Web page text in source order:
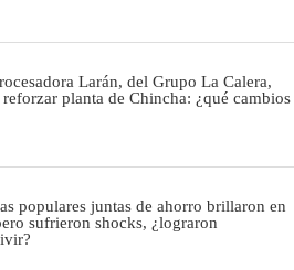
Larán, del Grupo La Calera,
reforzar planta de Chincha: ¿qué cambios
populares juntas de ahorro brillaron en
sufrieron shocks, ¿lograron